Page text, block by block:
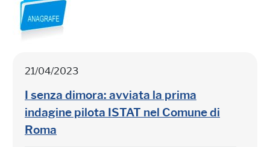
21/04/2023
I senza dimora: avviata la prima
indagine pilota ISTAT nel Comune di
Roma